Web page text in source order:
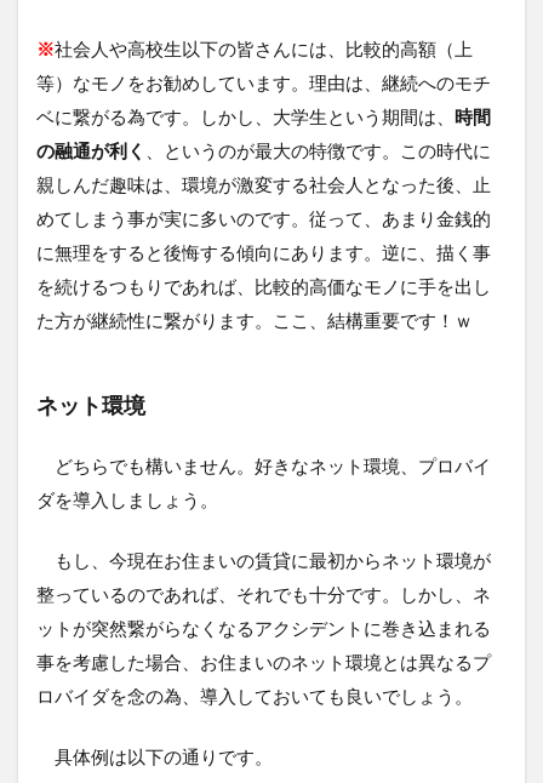
※社会人や高校生以下の皆さんには、比較的高額（上
等）なモノをお勧めしています。理由は、継続へのモチ
ベに繋がる為です。しかし、大学生という期間は、 時間
の融通が利く
、というのが最大の特徴です。この時代に
親しんだ趣味は、環境が激変する社会人となった後、止
めてしまう事が実に多いのです。従って、あまり金銭的
に無理をすると後悔する傾向にあります。逆に、描く事
を続けるつもりであれば、比較的高価なモノに手を出し
た方が継続性に繋がります。ここ、結構重要です！ｗ
ネット環境
どちらでも構いません。好きなネット環境、プロバイ
ダを導入しましょう。
もし、今現在お住まいの賃貸に最初からネット環境が
整っているのであれば、それでも十分です。しかし、ネ
ットが突然繋がらなくなるアクシデントに巻き込まれる
事を考慮した場合、お住まいのネット環境とは異なるプ
ロバイダを念の為、導入しておいても良いでしょう。
具体例は以下の通りです。